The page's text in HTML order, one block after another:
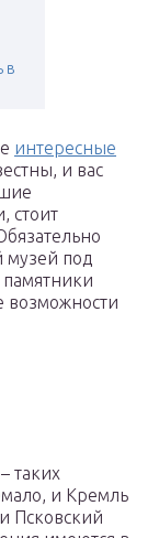
в
интересные
и вас
стоит
музей под
возможности
таких
и Кремль
Псковский